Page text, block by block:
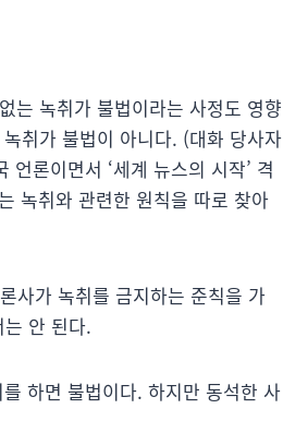
는 녹취가 불법이라는 사정도 영향
취가 불법이 아니다. (대화 당사자
론이면서 ‘세계 뉴스의 시작’ 격
녹취와 관련한 원칙을 따로 찾아
사가 녹취를 금지하는 준칙을 가
안 된다.
하면 불법이다. 하지만 동석한 사